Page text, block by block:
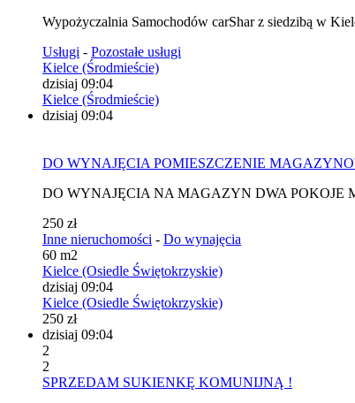
Wypożyczalnia Samochodów carShar z siedzibą w
Usługi - Pozostałe usługi
Kielce (Środmieście)
dzisiaj 09:04
Kielce (Środmieście)
dzisiaj 09:04
DO WYNAJĘCIA POMIESZCZENIE
DO WYNAJĘCIA NA MAGAZYN DWA POKOJE
250 zł
Inne nieruchomości - Do wynajęcia
60 m2
Kielce (Osiedle Świętokrzyskie)
dzisiaj 09:04
Kielce (Osiedle Świętokrzyskie)
250 zł
dzisiaj 09:04
2
2
SPRZEDAM SUKIENKĘ KOMUNIJNĄ !